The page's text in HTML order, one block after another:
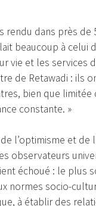
rendu dans près
beaucoup à celui
vie et les services
de Retawadi : ils
bien que limitée
constante. »
l’optimisme et de
observateurs
échoué : le plus
normes socio-
à établir des